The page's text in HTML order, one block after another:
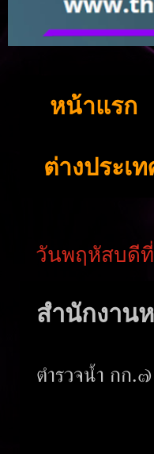
หน้าแรก
ต่างประเ
วันพฤหัสบดีที่
สำนักงาน
ตำรวจน้ำ กก.